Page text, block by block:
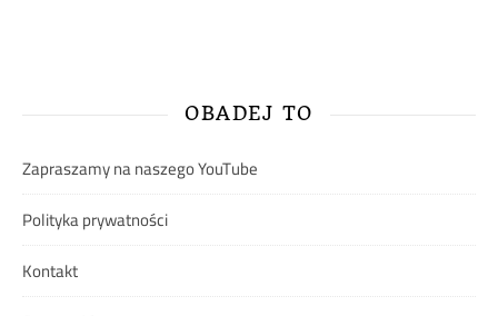
OBADEJ TO
Zapraszamy na naszego YouTube
Polityka prywatności
Kontakt